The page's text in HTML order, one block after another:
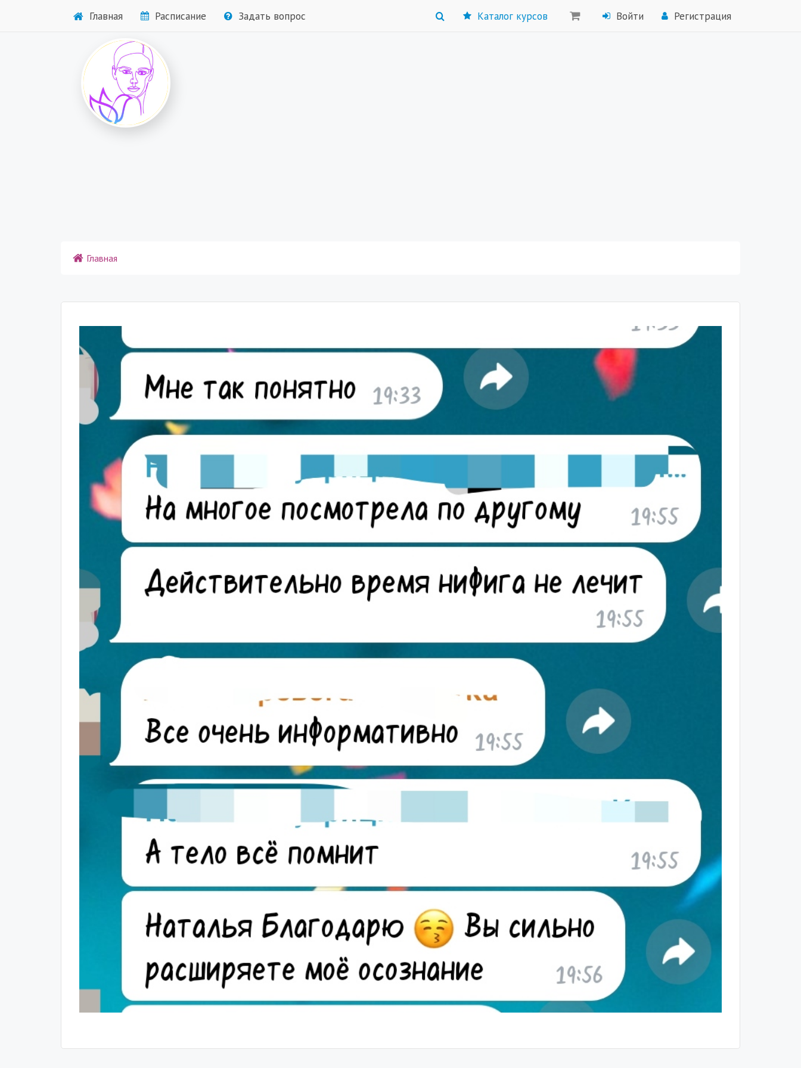
Главная Расписание Задать вопрос Каталог курсов Войти Регистрация
Главная